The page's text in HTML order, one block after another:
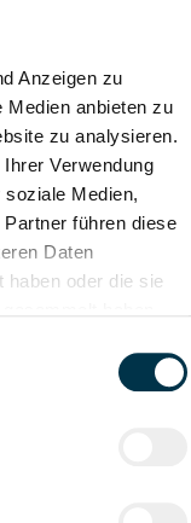
Anzeigen zu
Medien anbieten zu
zu analysieren.
Verwendung
Medien,
führen diese
Daten
haben oder die sie
Moderner
Urlaubstage
Du-Kultur
&